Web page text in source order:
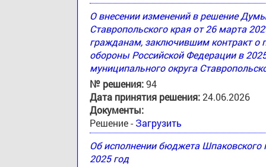
О внесении изменений в решение
Ставропольского края от 26 марта
гражданам, заключившим контракт о
обороны Российской Федерации в
муниципального округа
№ решения:94
Дата принятия решения:24.06.2026
Документы:
Решение - Загрузить
Об исполнении бюджета Шпаковского
2025 год